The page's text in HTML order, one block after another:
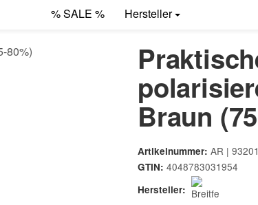
% SALE %
Hersteller
Braun
Artikelnummer: AR |
GTIN: 4048783031954
Hersteller: